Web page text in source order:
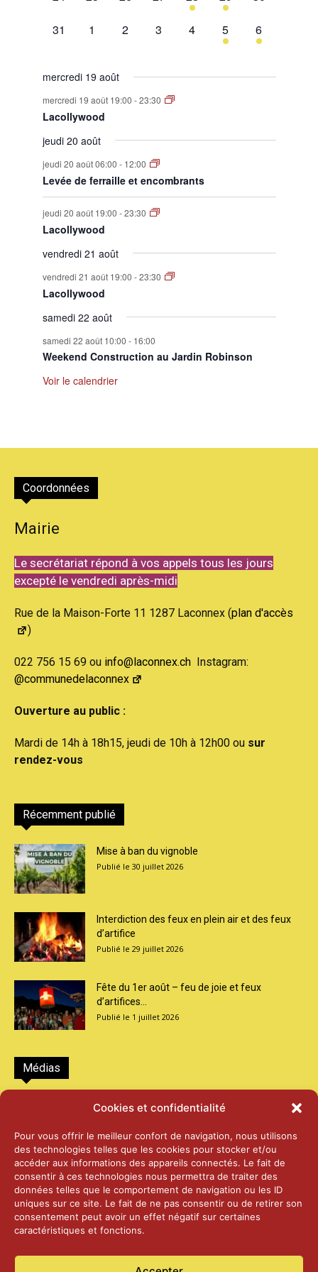
Cookies et confidentialité
Pour vous offrir le meilleur confort de navigation, nous utilisons
des technologies telles que les cookies pour stocker et/ou
accéder aux informations des appareils connectés. Le fait de
consentir à ces technologies nous permettra de traiter des
données telles que le comportement de navigation ou les ID
uniques sur ce site. Le fait de ne pas consentir ou de retirer son
consentement peut avoir un effet négatif sur certaines
caractéristiques et fonctions.
évènement,évènement,évènement,
0
31
0
1
0
2
0
3
0
évènement,
4
1
évènement,
5
1
évènement,
6
mercredi 19 août
mercredi 19 août 19:00 -23:30
Lacollywood
jeudi 20 août
jeudi 20 août 06:00 - 12:00
Levée de ferraille et encombrants
jeudi 20 août 19:00 -23:30
Lacollywood
vendredi 21 août
vendredi 21 août 19:00 -23:30
Lacollywood
samedi 22 août
samedi 22 août 10:00 - 16:00
Weekend Construction au Jardin Robinson
Voir le calendrier
Coordonnées
Mairie
Le secrétariat répond à vos appels tous les jours
excepté le vendredi après-midi
Rue de la Maison-Forte 11 1287 Laconnex (plan d'accès
)
022 756 15 69 ou info@laconnex.ch Instagram:
@communedelaconnex
Ouverture au public :
Mardi de 14h à 18h15, jeudi de 10h à 12h00 ou sur
rendez-vous
Récemment publié
Mise à ban du vignoble
30 juillet 2026
Interdiction des feux en plein air et des feux
d’artifice
29 juillet 2026
Fête du 1er août – feu de joie et feux
d’artifices...
1 juillet 2026
Médias
2026 – Laiterie d’Orsières et Abbaye de St-
25 juin 2026
2025 – Palais Fédéral – Berne
25 juin 2026
14 janvier 2025